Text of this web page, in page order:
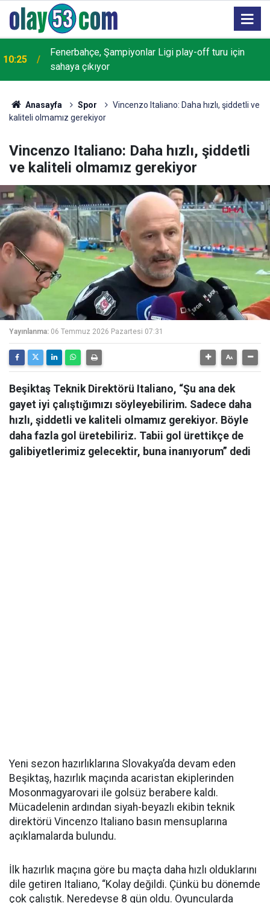
10:15
Yazın kontrolsüz karpuz tüketimi kan şekerini
yükseltebilir
Anasayfa Spor
Vincenzo Italiano: Daha hızlı, şiddetli ve
kaliteli olmamız gerekiyor
Vincenzo Italiano: Daha hızlı, şiddetli
ve kaliteli olmamız gerekiyor
Yayınlanma: 06 Temmuz 2026 Pazartesi 07:31
Beşiktaş Teknik Direktörü Italiano, “Şu ana dek
gayet iyi çalıştığımızı söyleyebilirim. Sadece daha
hızlı, şiddetli ve kaliteli olmamız gerekiyor. Böyle
daha fazla gol üretebiliriz. Tabii gol ürettikçe de
galibiyetlerimiz gelecektir, buna inanıyorum” dedi
Yeni sezon hazırlıklarına Slovakya’da devam eden
Beşiktaş, hazırlık maçında acaristan ekiplerinden
Mosonmagyarovari ile golsüz berabere kaldı.
Mücadelenin ardından siyah-beyazlı ekibin teknik
direktörü Vincenzo Italiano basın mensuplarına
açıklamalarda bulundu.
İlk hazırlık maçına göre bu maçta daha hızlı olduklarını
dile getiren Italiano, “Kolay değildi. Çünkü bu dönemde
çok çalıştık. Neredeyse 8 gün oldu. Oyuncularda